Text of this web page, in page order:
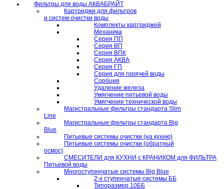
Фильтры для воды АКВАБРАЙТ
Картриджи для фильтров
и систем очистки воды
Комплекты картриджей
Механика
Серия ПП
Серия ВП
Серия ВПК
Серия АКВА
Серия ГП
Серия для горячей воды
Сорбция
Удаление железа
Умягчение питьевой воды
Умягчение технической воды
Магистральные фильтры стандарта Slim
Line
Магистральные фильтры стандарта Big
Blue
Питьевые системы очистки (на кухню)
Питьевые системы очистки (обратный
осмос)
СМЕСИТЕЛИ для КУХНИ с КРАНИКОМ для ФИЛЬТРА
Питьевой воды
Многоступенчатые системы Big Blue
2-х ступенчатые системы ББ
Типоразмер 10ББ